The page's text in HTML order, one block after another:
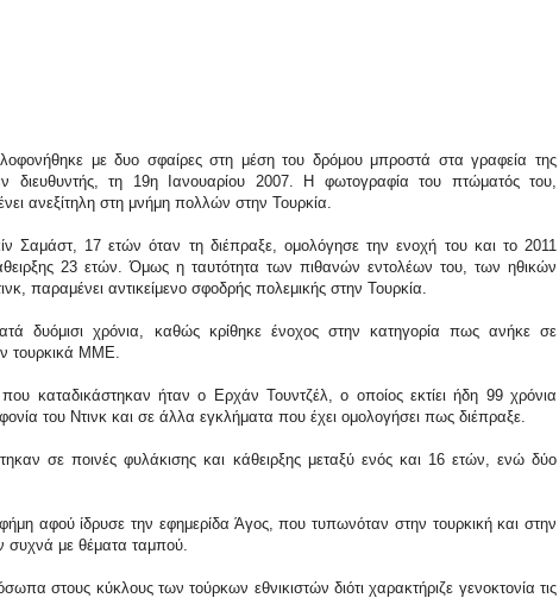
με δυο σφαίρες στη μέση του δρόμου μπροστά στα γραφεία της
διευθυντής, τη 19η Ιανουαρίου 2007. Η φωτογραφία του πτώματός του,
ανεξίτηλη στη μνήμη πολλών στην Τουρκία.
Σαμάστ, 17 ετών όταν τη διέπραξε, ομολόγησε την ενοχή του και το 2011
23 ετών. Όμως η ταυτότητα των πιθανών εντολέων του, των ηθικών
παραμένει αντικείμενο σφοδρής πολεμικής στην Τουρκία.
δυόμισι χρόνια, καθώς κρίθηκε ένοχος στην κατηγορία πως ανήκε σε
τουρκικά ΜΜΕ.
καταδικάστηκαν ήταν ο Ερχάν Τουντζέλ, ο οποίος εκτίει ήδη 99 χρόνια
του Ντινκ και σε άλλα εγκλήματα που έχει ομολογήσει πως διέπραξε.
σε ποινές φυλάκισης και κάθειρξης μεταξύ ενός και 16 ετών, ενώ δύο
αφού ίδρυσε την εφημερίδα Άγος, που τυπωνόταν στην τουρκική και στην
συχνά με θέματα ταμπού.
στους κύκλους των τούρκων εθνικιστών διότι χαρακτήριζε γενοκτονία τις